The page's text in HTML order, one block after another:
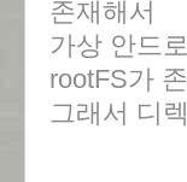
존재해서
가상 안드
rootFS가
그래서 디